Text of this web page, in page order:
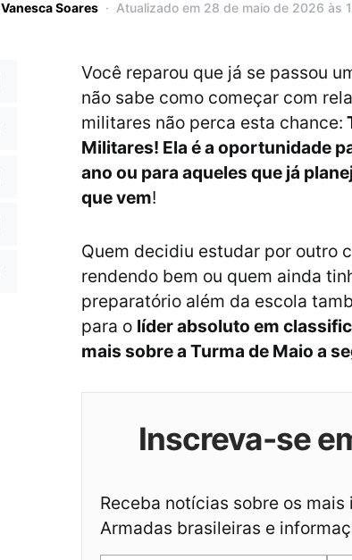
Vanesca Soares Atualizado em 28 de maio de 2026 às
Você reparou que já se passou
não sabe como começar com
militares não perca esta chance:
Militares! Ela é a oportunidade
ano ou para aqueles que já
que vem!
Quem decidiu estudar por outro
rendendo bem ou quem ainda
preparatório além da escola
para o líder absoluto em
mais sobre a Turma de Maio a
Inscreva-se
Receba notícias sobre os
Armadas brasileiras e